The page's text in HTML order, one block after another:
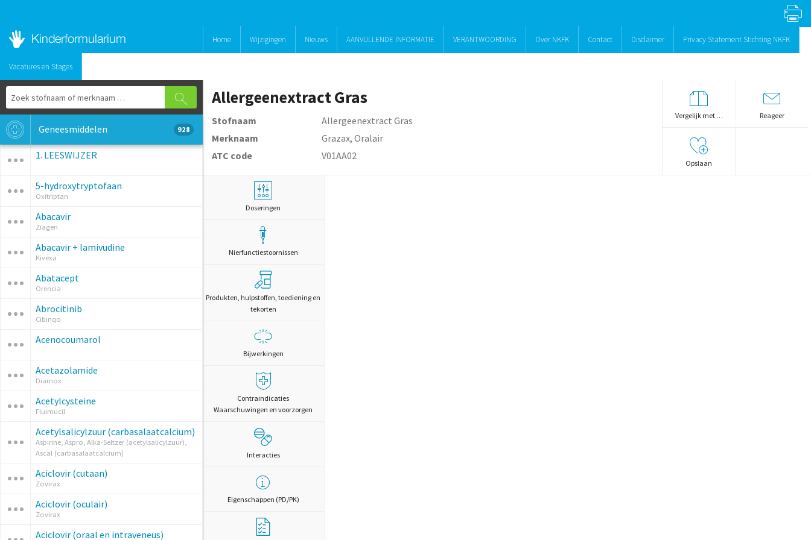
Home Wijzigingen Nieuws AANVULLENDE INFORMATIE VERANTWOORDING Over NKFK Contact Disclaimer Privacy Statement Stichting NKFK
Vacatures en Stages
Geneesmiddelen 928
1. LEESWIJZER
5-hydroxytryptofaan
Oxitriptan
Abacavir
Ziagen
Abacavir + lamivudine
Kivexa
Abatacept
Orencia
Abrocitinib
Cibinqo
Acenocoumarol
Acetazolamide
Diamox
Acetylcysteine
Fluimucil
Acetylsalicylzuur (carbasalaatcalcium)
Aspirine, Aspro, Alka-Seltzer (acetylsalicylzuur),
Ascal (carbasalaatcalcium)
Aciclovir (cutaan)
Zovirax
Aciclovir (oculair)
Zovirax
Aciclovir (oraal en intraveneus)
Allergeenextract Gras
Stofnaam
Allergeenextract Gras
Merknaam
Grazax, Oralair
ATC code
V01AA02
Vergelijk met … Reageer
Opslaan
Doseringen
Nierfunctiestoornissen
Produkten, hulpstoffen, toediening en
tekorten
Bijwerkingen
Contraindicaties
Waarschuwingen en voorzorgen
Interacties
Eigenschappen (PD/PK)